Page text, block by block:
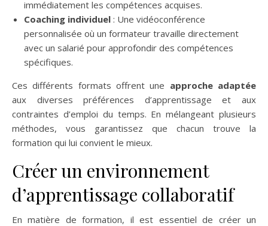
immédiatement les compétences acquises.
Coaching individuel : Une vidéoconférence
personnalisée où un formateur travaille directement
avec un salarié pour approfondir des compétences
spécifiques.
Ces différents formats offrent une approche adaptée
aux diverses préférences d’apprentissage et aux
contraintes d’emploi du temps. En mélangeant plusieurs
méthodes, vous garantissez que chacun trouve la
formation qui lui convient le mieux.
Créer un environnement
d’apprentissage collaboratif
En matière de formation, il est essentiel de créer un